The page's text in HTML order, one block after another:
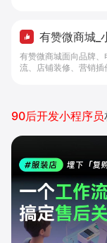
有赞微商城_
购工具 - 做
有赞微商城面向品牌
流、店铺装修、营销
90后开发小程序员